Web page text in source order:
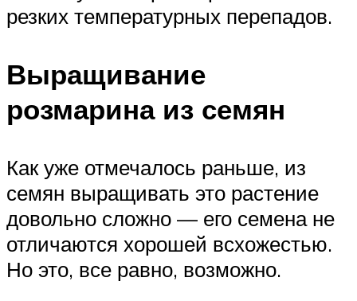
резких температурных перепадов.
Выращивание
розмарина из семян
Как уже отмечалось раньше, из
семян выращивать это растение
довольно сложно — его семена не
отличаются хорошей всхожестью.
Но это, все равно, возможно.